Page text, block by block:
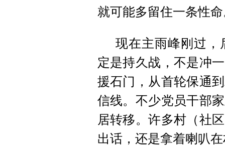
就可能多留住一条性
现在主雨峰刚过，
定是持久战，不是冲
援石门，从首轮保通
信线。不少党员干部
居转移。许多村（社
出话，还是拿着喇叭